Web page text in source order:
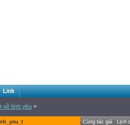
Link
về tình yêu >
Cùng tác giả Lịch